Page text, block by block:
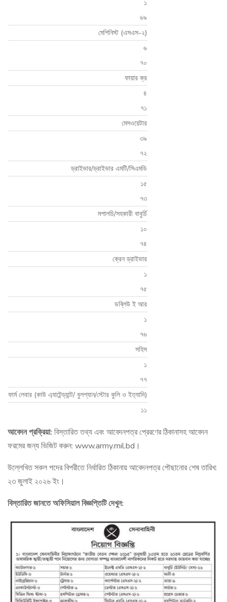
১
৬৯
মেশিনিস্ট (এসএস-২)
৬
৭০
ফায়ার ক্র
৪
৭১
মেসওয়েটার
৩৯
৭২
ড্রাইভার/ড্রাইভার এমটি/সিএমডি
১৫
৭৩
মশালচি/সহকারী বাবুর্চি
১০
৭৪
ক্রেন ড্রাইভার
১
৭৫
ডব্লিউ ই আর
১
৭৬
সহিস
১
৭৭
ফার্ম লেবার (কাউ এ্যাটেন্ড্যান্ট/ বুলশ্যান/স্টোর কুলি ও ইত্যাদি)
১১
আবেদন প্রক্রিয়া: বিস্তারিত তথ্য এবং আবেদনপত্র প্রেরণের ঠিকানাসহ আবেদন
ফরমের জন্য ভিজিট করুন: www.army.mil.bd।
উল্লেখিত সকল পদের বিপরীতে নির্ধারিত ঠিকানায় আবেদনপত্র পৌছানোর শেষ তারিখ:
২৩ জুলাই ২০২৬ ইং।
বিস্তারিত জানতে অফিসিয়াল বিজ্ঞপ্তিটি দেখুন: